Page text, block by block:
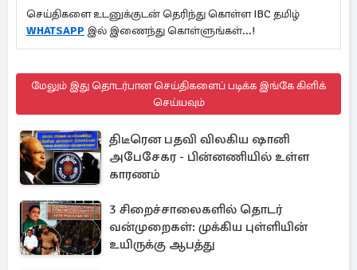
செய்திகளை உடனுக்குடன் தெரிந்து கொள்ள IBC தமிழ்
WHATSAPP இல் இணைந்து கொள்ளுங்கள்...!
மேலும் இது தொடர்பான செய்திகளைப் படிக்க இங்கே கிளிக்
செய்யவும்
திடீரென பதவி விலகிய ஷானி
அபேசேகர - பின்னணியில் உள்ள
காரணம்
3 சிறைச்சாலைகளில் தொடர்
வன்முறைகள்: முக்கிய புள்ளியின்
உயிருக்கு ஆபத்து